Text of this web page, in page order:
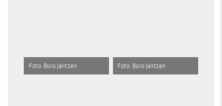
Foto: Büro Jantzen Foto: Büro Jantzen